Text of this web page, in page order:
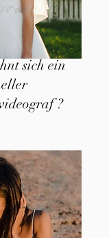
sich ein
?